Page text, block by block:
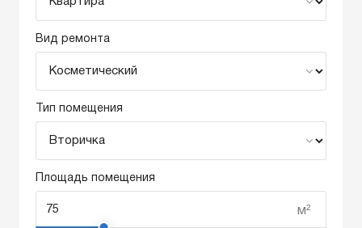
Вид ремонта
Тип помещения
Площадь помещения
м²